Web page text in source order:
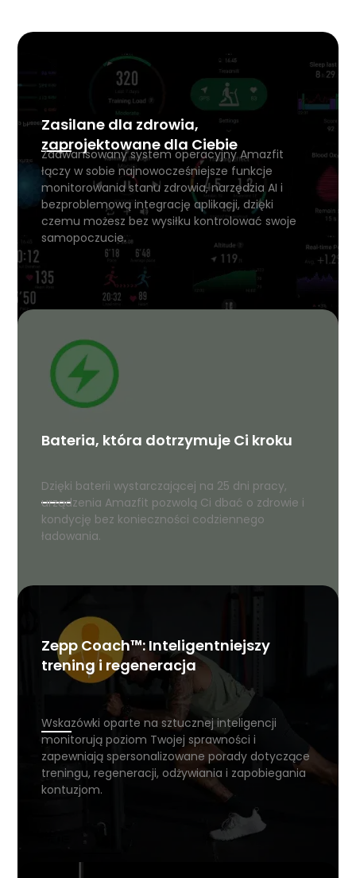
Zasilane dla zdrowia,
zaprojektowane dla Ciebie
Zaawansowany system operacyjny Amazfit
łączy w sobie najnowocześniejsze funkcje
monitorowania stanu zdrowia, narzędzia AI i
bezproblemową integrację aplikacji, dzięki
czemu możesz bez wysiłku kontrolować swoje
samopoczucie.
Bateria, która dotrzymuje Ci kroku
Dzięki baterii wystarczającej na 25 dni pracy,
urządzenia Amazfit pozwolą Ci dbać o zdrowie i
kondycję bez konieczności codziennego
ładowania.
Zepp Coach™: Inteligentniejszy
trening i regeneracja
Wskazówki oparte na sztucznej inteligencji
monitorują poziom Twojej sprawności i
zapewniają spersonalizowane porady dotyczące
treningu, regeneracji, odżywiania i zapobiegania
kontuzjom.